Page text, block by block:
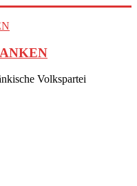
Volkspartei